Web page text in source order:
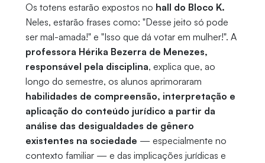
Os totens estarão expostos no hall do Bloco K.
Neles, estarão frases como: "Desse jeito só pode
ser mal-amada!" e "Isso que dá votar em mulher!". A
professora Hérika Bezerra de Menezes,
responsável pela disciplina, explica que, ao
longo do semestre, os alunos aprimoraram
habilidades de compreensão, interpretação e
aplicação do conteúdo jurídico a partir da
análise das desigualdades de gênero
existentes na sociedade — especialmente no
contexto familiar — e das implicações jurídicas e